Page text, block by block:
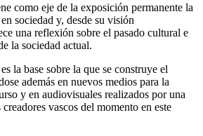
como eje de la exposición permanente la
sociedad y, desde su visión
una reflexión sobre el pasado cultural e
la sociedad actual.
la base sobre la que se construye el
además en nuevos medios para la
y en audiovisuales realizados por una
vascos del momento en este